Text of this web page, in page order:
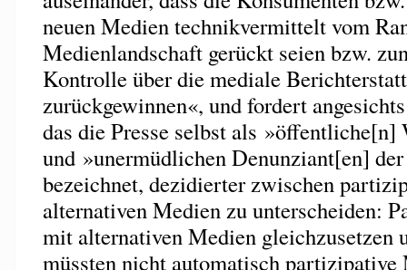
neuen Medien technikvermittelt vom
Medienlandschaft gerückt seien bzw.
Kontrolle über die mediale
zurückgewinnen«, und fordert
das die Presse selbst als »öffentliche[n]
und »unermüdlichen Denunziant[en]
bezeichnet, dezidierter zwischen
alternativen Medien zu unterscheiden:
mit alternativen Medien gleichzusetzen
müssten nicht automatisch partizipative